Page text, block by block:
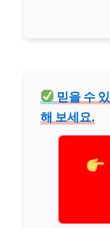
믿을 수
해 보세요.